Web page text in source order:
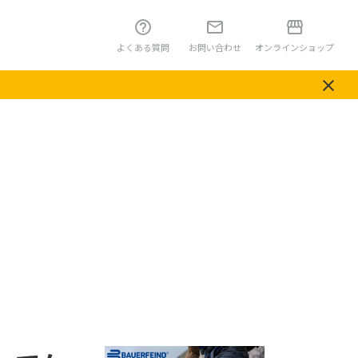
よくある質問 お問い合わせ オンラインショップ